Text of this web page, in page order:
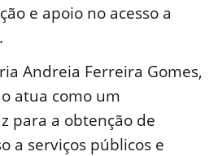
e apoio no acesso a
Andreia Ferreira Gomes,
atua como um
para a obtenção de
a serviços públicos e